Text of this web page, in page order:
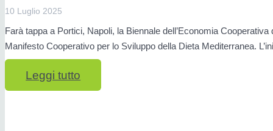
10 Luglio 2025
Farà tappa a Portici, Napoli, la Biennale dell’Economia
Manifesto Cooperativo per lo Sviluppo della Dieta Mediterranea.
Leggi tutto